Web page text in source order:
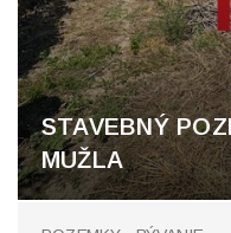
STAVEBNÝ
MUŽLA